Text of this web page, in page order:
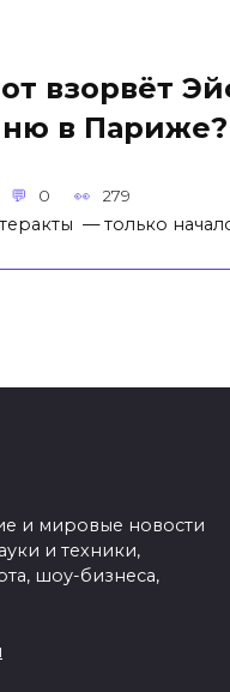
взорвёт
в Париже?
0 279
— только
и мировые новости
и техники,
шоу-бизнеса,